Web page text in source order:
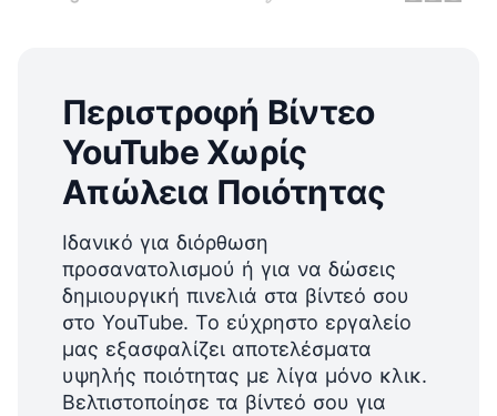
Περιστροφή Βίντεο
YouTube Χωρίς
Απώλεια Ποιότητας
Ιδανικό για διόρθωση
προσανατολισμού ή για να δώσεις
δημιουργική πινελιά στα βίντεό σου
στο YouTube. Το εύχρηστο εργαλείο
μας εξασφαλίζει αποτελέσματα
υψηλής ποιότητας με λίγα μόνο κλικ.
Βελτιστοποίησε τα βίντεό σου για